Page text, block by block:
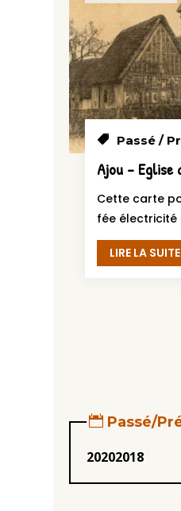
Passé /
Ajou – Eglise
Cette carte
fée électricité
LIRE LA SUITE
Passé/
20202018